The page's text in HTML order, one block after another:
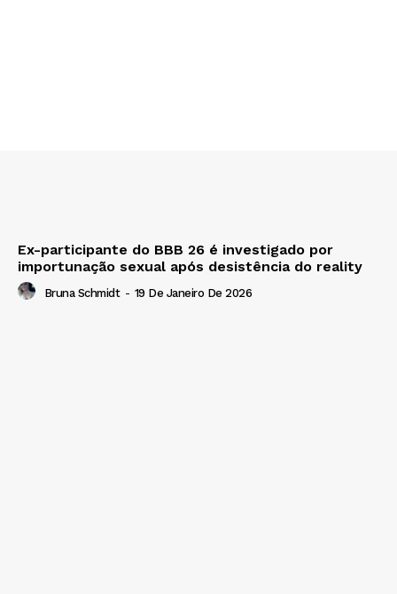
Ex-participante do BBB 26 é investigado por
importunação sexual após desistência do reality
Bruna Schmidt - 19 De Janeiro De 2026